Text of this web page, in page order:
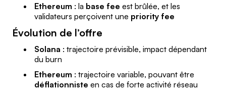
Ethereum : la base fee est brûlée, et les
validateurs perçoivent une priority fee
Évolution de l’offre
Solana : trajectoire prévisible, impact dépendant
du burn
Ethereum : trajectoire variable, pouvant être
déflationniste en cas de forte activité réseau